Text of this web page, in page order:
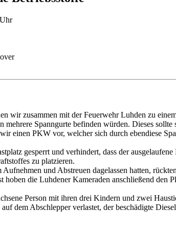
wir zusammen mit der Feuerwehr Luhden zu
mehrere Spanngurte befinden würden. Dieses sollte
einen PKW vor, welcher sich durch ebendiese
gesperrt und verhindert, dass der
zu platzieren.
und Abstreuen dagelassen hatten,
hoben die Luhdener Kameraden anschließend
Person mit ihren drei Kindern und zwei
dem Abschlepper verlastet, der beschädigte